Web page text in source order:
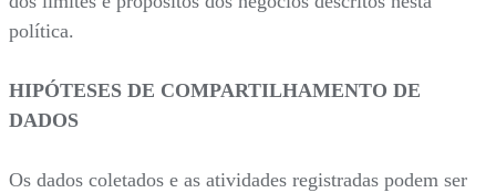
política.
HIPÓTESES DE COMPARTILHAMENTO DE
DADOS
Os dados coletados e as atividades registradas podem ser